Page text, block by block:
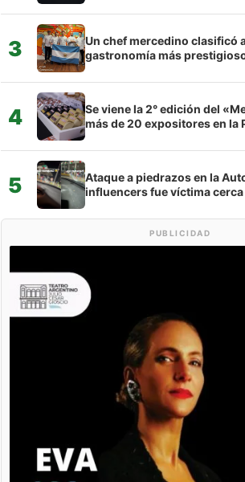
3
Un chef mercedino clasificó
gastronomía más
4
Se viene la 2° edición del
más de 20 expositores en la
5
Ataque a piedrazos en la
influencers fue víctima
PUBLICIDAD